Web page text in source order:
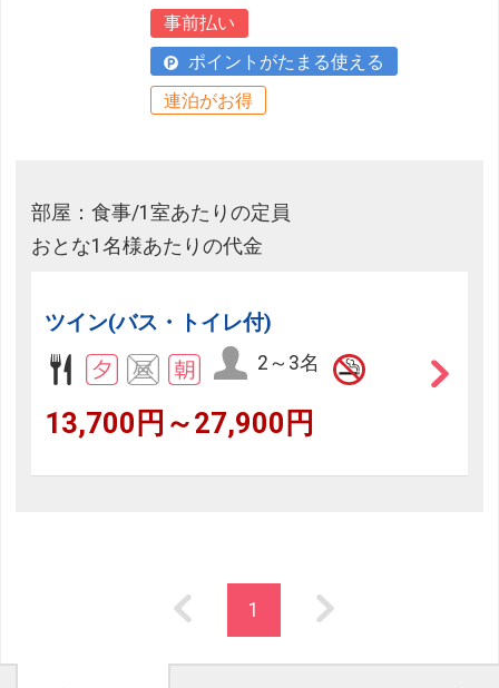
事前払い
ポイントがたまる使える
連泊がお得
部屋：食事/1室あたりの定員
おとな1名様あたりの代金
ツイン(バス・トイレ付)
2～3名
13,700円～27,900円
1